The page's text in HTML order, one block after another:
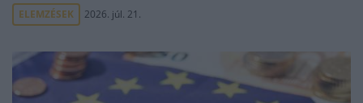
ELEMZÉSEK 2026. júl. 21.